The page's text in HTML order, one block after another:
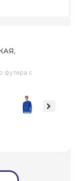
футера с